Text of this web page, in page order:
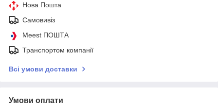
Нова Пошта
Самовивіз
Meest ПОШТА
Транспортом компанії
Всі умови доставки
Умови оплати